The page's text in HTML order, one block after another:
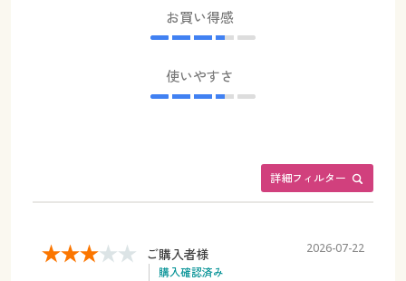
お買い得感
使いやすさ
詳細フィルター
ご購入者様
購入確認済み
2026-07-22